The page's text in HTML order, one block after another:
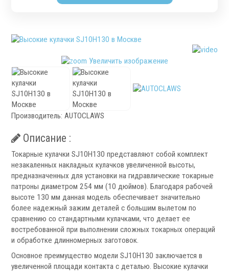
Ручные токарные патроны
Патроны специального изготовления
Кулачки токарные
Аксессуары для токарных патронов
Инструментальная оснастка
Револьверные головки
Запчасти для револьверных головок
Увеличить изображение
Производитель:AUTOCLAWS
Описание :
Токарные кулачки SJ10H130 представляют собой комплект
незакаленных накладных кулачков увеличенной высоты,
предназначенных для установки на гидравлические токарные
патроны диаметром 254 мм (10 дюймов). Благодаря рабочей
высоте 130 мм данная модель обеспечивает значительно
более надежный зажим деталей с большим вылетом по
сравнению со стандартными кулачками, что делает ее
востребованной при выполнении сложных токарных операций
и обработке длинномерных заготовок.
Основное преимущество модели SJ10H130 заключается в
увеличенной площади контакта с деталью. Высокие кулачки